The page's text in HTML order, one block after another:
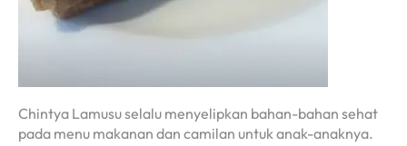
Chintya Lamusu selalu menyelipkan bahan-bahan sehat
pada menu makanan dan camilan untuk anak-anaknya.